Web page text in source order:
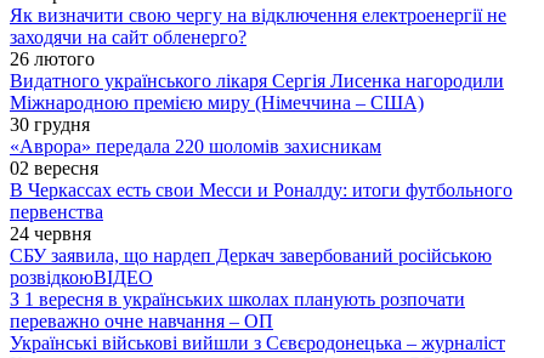
Як визначити свою чергу на відключення електроенергії не
заходячи на сайт обленерго?
26 лютого
Видатного українського лікаря Сергія Лисенка нагородили
Міжнародною премією миру (Німеччина – США)
30 грудня
«Аврора» передала 220 шоломів захисникам
02 вересня
В Черкассах есть свои Месси и Роналду: итоги футбольного
первенства
24 червня
СБУ заявила, що нардеп Деркач завербований російською
розвідкоюВІДЕО
З 1 вересня в українських школах планують розпочати
переважно очне навчання – ОП
Українські військові вийшли з Сєвєродонецька – журналіст